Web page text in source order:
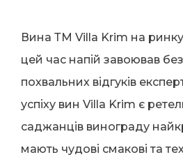
Вина ТМ Villa Krim на ринку
цей час напій завоював
похвальних відгуків
успіху вин Villa Krim є
саджанців винограду
мають чудові смакові та